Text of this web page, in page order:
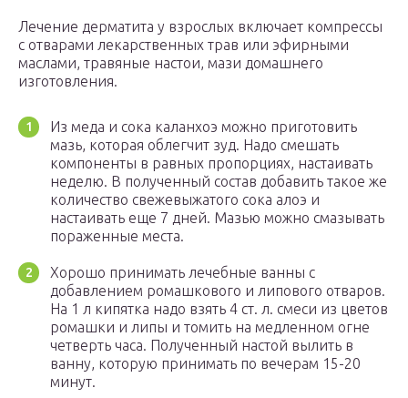
Лечение дерматита у взрослых включает компрессы
с отварами лекарственных трав или эфирными
маслами, травяные настои, мази домашнего
изготовления.
Из меда и сока каланхоэ можно приготовить
мазь, которая облегчит зуд. Надо смешать
компоненты в равных пропорциях, настаивать
неделю. В полученный состав добавить такое же
количество свежевыжатого сока алоэ и
настаивать еще 7 дней. Мазью можно смазывать
пораженные места.
Хорошо принимать лечебные ванны с
добавлением ромашкового и липового отваров.
На 1 л кипятка надо взять 4 ст. л. смеси из цветов
ромашки и липы и томить на медленном огне
четверть часа. Полученный настой вылить в
ванну, которую принимать по вечерам 15-20
минут.